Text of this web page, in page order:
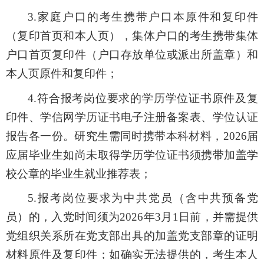
3.家庭户口的考生携带户口本原件和复印件
（复印首页和本人页），集体户口的考生携带集体
户口首页复印件（户口存放单位或派出所盖章）和
本人页原件和复印件；
4.符合报考岗位要求的学历学位证书原件及复
印件、学信网学历证书电子注册备案表、学位认证
报告各一份。研究生需同时携带本科材料，2026届
应届毕业生如尚未取得学历学位证书须携带加盖学
校公章的毕业生就业推荐表；
5.报考岗位要求为中共党员（含中共预备党
员）的，入党时间须为2026年3月1日前，并需提供
党组织关系所在党支部出具的加盖党支部章的证明
材料原件及复印件 ；如确实无法提供的，考生本人